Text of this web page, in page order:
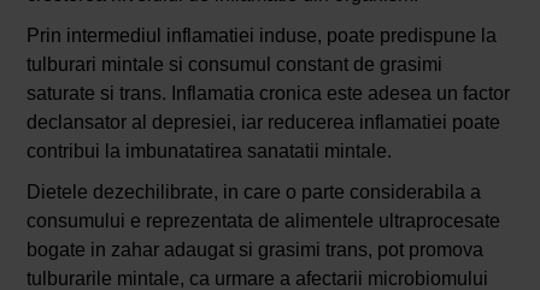
Prin intermediul inflamatiei induse, poate predispune la
tulburari mintale si consumul constant de grasimi
saturate si trans. Inflamatia cronica este adesea un factor
declansator al depresiei, iar reducerea inflamatiei poate
contribui la imbunatatirea sanatatii mintale.
Dietele dezechilibrate, in care o parte considerabila a
consumului e reprezentata de alimentele ultraprocesate
bogate in zahar adaugat si grasimi trans, pot promova
tulburarile mintale, ca urmare a afectarii microbiomului